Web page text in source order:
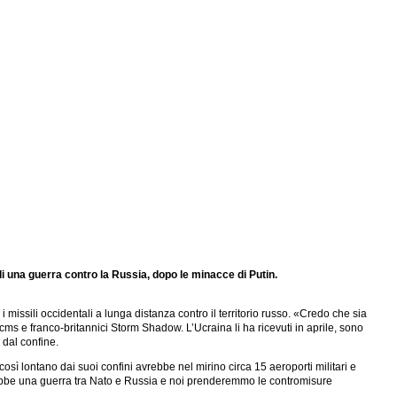
guerra contro la Russia, dopo le minacce di Putin.
missili occidentali a lunga distanza contro il territorio russo. «Credo che sia
e franco-britannici Storm Shadow. L’Ucraina li ha ricevuti in aprile, sono
dal confine.
lontano dai suoi confini avrebbe nel mirino circa 15 aeroporti militari e
una guerra tra Nato e Russia e noi prenderemmo le contromisure